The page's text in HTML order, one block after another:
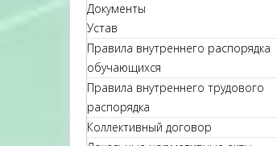
Документы
Устав
Правила внутреннего распорядка
обучающихся
Правила внутреннего трудового
распорядка
Коллективный договор